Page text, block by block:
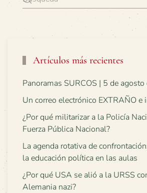
Artículos más recientes
Panoramas SURCOS | 5 de
Un correo electrónico EXTRAÑO e
¿Por qué militarizar a la Policía
Fuerza Pública Nacional?
La agenda rotativa de
la educación política en las aulas
¿Por qué USA se alió a la URSS
Alemania nazi?